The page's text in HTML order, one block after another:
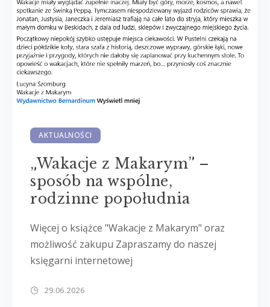
AKTUALNOŚCI
„Wakacje z Makarym” –
sposób na wspólne,
rodzinne popołudnia
Więcej o książce "Wakacje z Makarym" oraz
możliwość zakupu Zapraszamy do naszej
księgarni internetowej
29.06.2026